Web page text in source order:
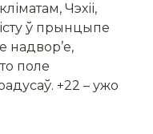
Чэхіі,
ў прынцыпе
надвор’е,
поле
+22 – ужо